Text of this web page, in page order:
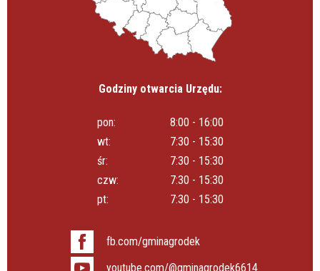
Godziny otwarcia Urzędu:
pon:
8:00 - 16:00
wt:
7:30 - 15:30
śr:
7:30 - 15:30
czw:
7:30 - 15:30
pt:
7:30 - 15:30
fb.com/gminagrodek
youtube.com/@gminagrodek6614